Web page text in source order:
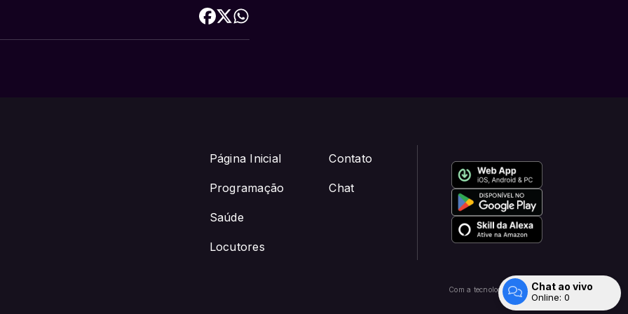
Página Inicial
Programação
Saúde
Locutores
Contato
Chat
Com a tecnologia Chat ao vivo
Online: 0